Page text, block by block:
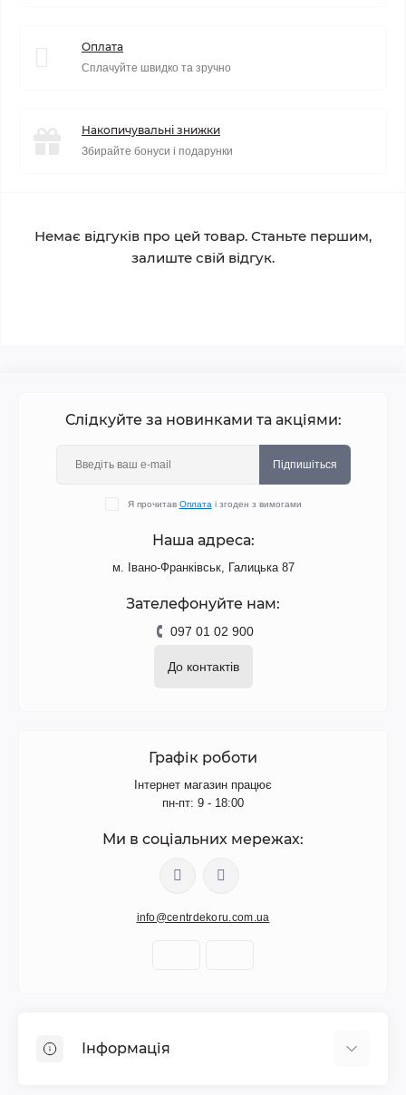
Оплата
Сплачуйте швидко та зручно
Накопичувальні знижки
Збирайте бонуси і подарунки
Немає відгуків про цей товар. Станьте першим,
залиште свій відгук.
Слідкуйте за новинками та акціями:
Підпишіться
Я прочитав Оплата і згоден з вимогами
Наша адреса:
м. Івано-Франківськ, Галицька 87
Зателефонуйте нам:
097 01 02 900
До контактів
Графік роботи
Інтернет магазин працює
пн-пт: 9 - 18:00
Ми в соціальних мережах:
info@centrdekoru.com.ua
Інформація